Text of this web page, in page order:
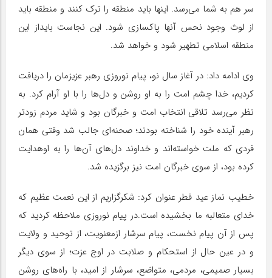
سر هم به شما می‌رسد. اینها باید منطقه را ترک کنند و منطقه باید
از لوث وجود نحس آنها پاکسازی شود. این نجاست بایداز این
منطقه اسلامی تطهیر شود و خواهد شد.
وی ادامه داد: در آغاز سال نو، پیام نوروزی رهبر عزیزمان را دریافت
کردیم، خدا چشم امت را به او روشن و دل‌ها را با او آرام کرد. به
نظر می‌رسد تلاقی انتخاب امت و خبرگان بود و شاید مردم زودتر
رهبر آینده خود را شناخته بودند؛ صحنه‌ای جالب شد وقتی همان
فردی که ملت خواسته‌اند و خداوند دل‌های آن‌ها را به اوهدایت
کرده بود، از سوی خبرگان امت نیز برگزیده شد.
خطیب نماز عید فطر عنوان کرد: شکرگزاریم از این نعمت عظیم که
خدای متعالبه ما بخشیده است.در پیام نوروزی ملاحظه کردید که
پس از آن پیام نخست، پیام سرشار ازمعنویت، از توحید و ولایت
و در عین حال از استحکام و صلابت در اوج عزت؛ از سوی دیگر
بسیار صمیمی، مردمی، متواضع، سرشار از امید، با راه‌های روشن